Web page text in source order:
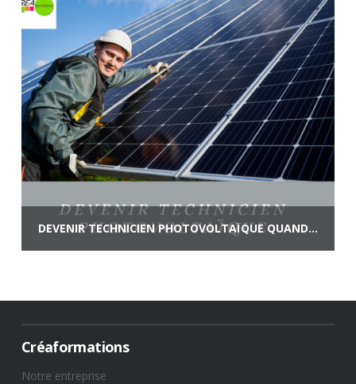
DEVENIR TECHNICIEN PHOTOVOLTAÏQUE QUAND ON EST DÉJÀ ÉLECTRICIEN
Créaformations
Notre entreprise